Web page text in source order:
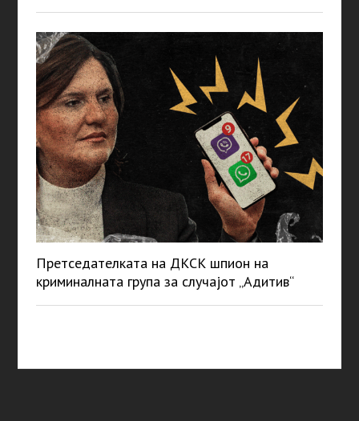
Претседателката на ДКСК шпион на
криминалната група за случајот „Адитив“